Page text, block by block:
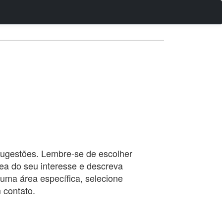
Lembre-se de escolher
do seu interesse e descreva
área específica, selecione
contato.